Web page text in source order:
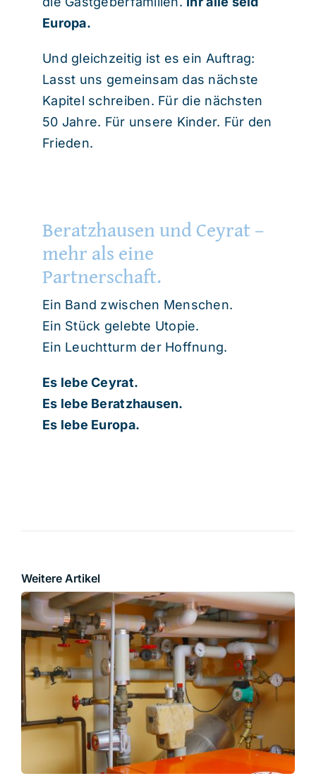
Europa.
Und gleichzeitig ist es ein Auftrag:
Lasst uns gemeinsam das nächste
Kapitel schreiben. Für die nächsten
50 Jahre. Für unsere Kinder. Für den
Frieden.
Beratzhausen und Ceyrat –
mehr als eine
Partnerschaft.
Ein Band zwischen Menschen.
Ein Stück gelebte Utopie.
Ein Leuchtturm der Hoffnung.
Es lebe Ceyrat.
Es lebe Beratzhausen.
Es lebe Europa.
Weitere Artikel